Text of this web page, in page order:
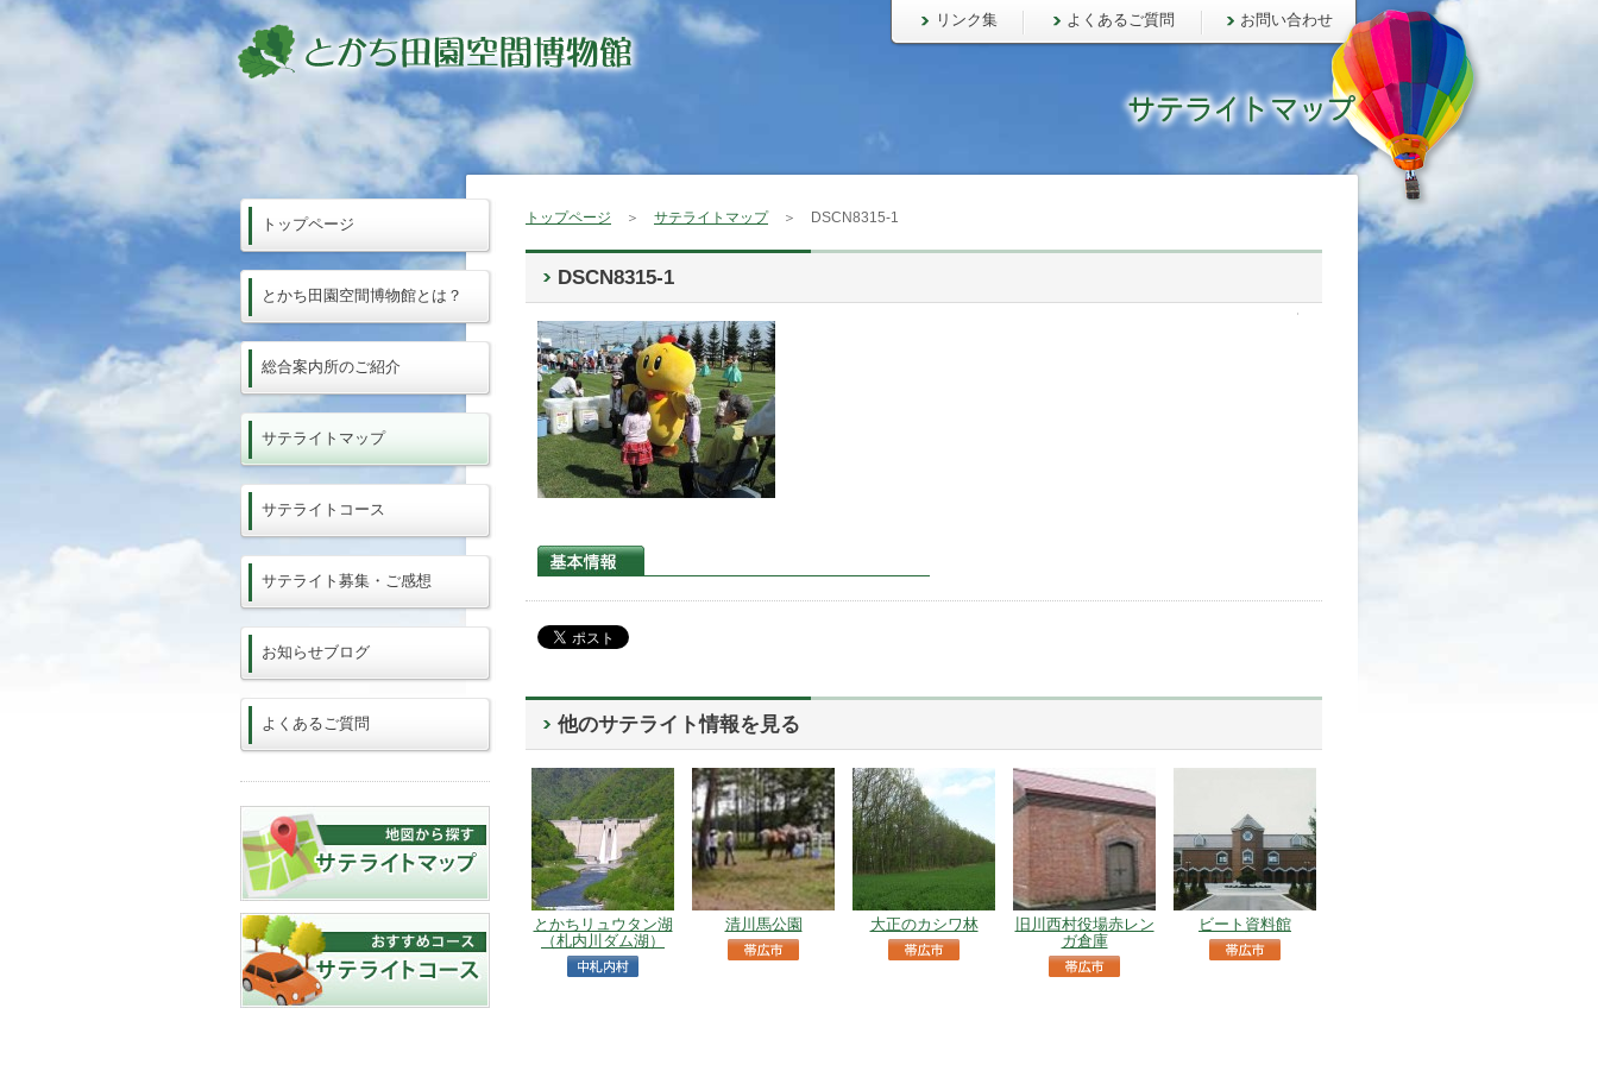
リンク集 よくあるご質問 お問い合わせ
トップページ ＞ サテライトマップ＞ DSCN8315-1
DSCN8315-1
他のサテライト情報を見る
とかちリュウタン湖
（札内川ダム湖）
清川馬公園 大正のカシワ林
旧川西村役場赤レン
ガ倉庫
ビート資料館
トップページ
とかち田園空間博物館とは？
総合案内所のご紹介
サテライトマップ
サテライトコース
サテライト募集・ご感想
お知らせブログ
よくあるご質問